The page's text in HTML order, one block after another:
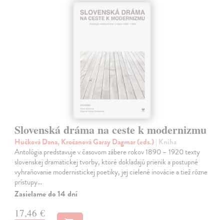
Slovenská dráma na ceste k modernizmu
Hučková Dana, Kročanová Garay Dagmar (eds.)| Kniha
Antológia predstavuje v časovom zábere rokov 1890 – 1920 texty
slovenskej dramatickej tvorby, ktoré dokladajú prienik a postupné
vyhraňovanie modernistickej poetiky, jej cielené inovácie a tiež rôzne
prístupy…
Zasielame do 14 dní
17,46 €